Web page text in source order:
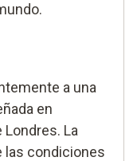
a una
en
La
las condiciones